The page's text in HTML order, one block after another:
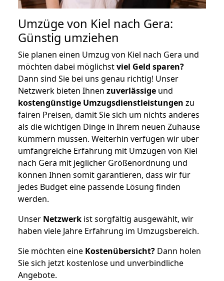
Umzüge von Kiel nach Gera:
Günstig umziehen
Sie planen einen Umzug von Kiel nach Gera und
möchten dabei möglichstviel Geld sparen?
Dann sind Sie bei uns genau richtig! Unser
Netzwerk bieten Ihnen zuverlässige und
kostengünstige Umzugsdienstleistungen zu
fairen Preisen, damit Sie sich um nichts anderes
als die wichtigen Dinge in Ihrem neuen Zuhause
kümmern müssen. Weiterhin verfügen wir über
umfangreiche Erfahrung mit Umzügen von Kiel
nach Gera mit jeglicher Größenordnung und
können Ihnen somit garantieren, dass wir für
jedes Budget eine passende Lösung finden
werden.
Unser Netzwerk ist sorgfältig ausgewählt, wir
haben viele Jahre Erfahrung im Umzugsbereich.
Sie möchten eine Kostenübersicht? Dann holen
Sie sich jetzt kostenlose und unverbindliche
Angebote.